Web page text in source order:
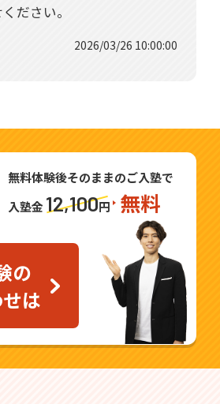
ださい。
2026/03/26 10:00:00
無料体験後そのままのご入塾で
入塾金 12,100円 無料
の
は